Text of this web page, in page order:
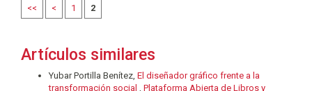
<< < 1 2
Artículos similares
Yubar Portilla Benítez, El diseñador gráfico frente a la
transformación social , Plataforma Abierta de Libros y